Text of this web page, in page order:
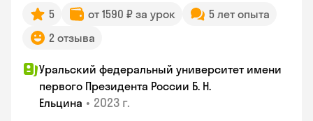
5 от 1590 ₽ за урок
5 лет опыта
2 отзыва
Уральский федеральный университет имени
первого Президента России Б. Н.
Ельцина • 2023 г.